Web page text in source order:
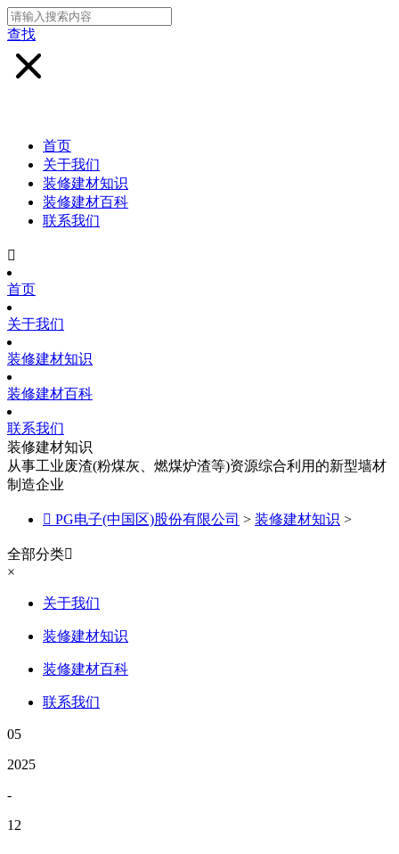
查找
首页
关于我们
装修建材知识
装修建材百科
联系我们

首页
关于我们
装修建材知识
装修建材百科
联系我们
装修建材知识
从事工业废渣(粉煤灰、燃煤炉渣等)资源综合利用的新型墙材
制造企业
 PG电子(中国区)股份有限公司 > 装修建材知识 >
全部分类
×
关于我们
装修建材知识
装修建材百科
联系我们
05
2025
-
12